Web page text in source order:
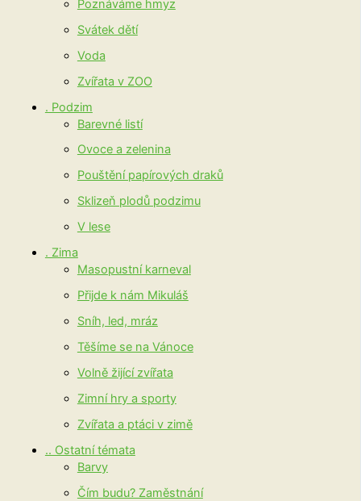
Poznáváme hmyz
Svátek dětí
Voda
Zvířata v ZOO
. Podzim
Barevné listí
Ovoce a zelenina
Pouštění papírových draků
Sklizeň plodů podzimu
V lese
. Zima
Masopustní karneval
Přijde k nám Mikuláš
Sníh, led, mráz
Těšíme se na Vánoce
Volně žijící zvířata
Zimní hry a sporty
Zvířata a ptáci v zimě
.. Ostatní témata
Barvy
Čím budu? Zaměstnání